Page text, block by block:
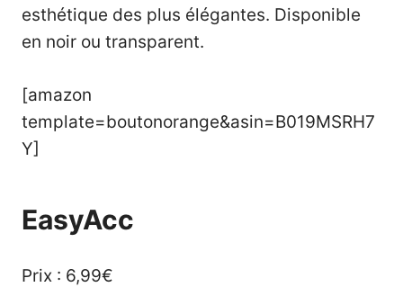
esthétique des plus élégantes. Disponible
en noir ou transparent.
[amazon
template=boutonorange&asin=B019MSRH7
Y]
EasyAcc
Prix : 6,99€